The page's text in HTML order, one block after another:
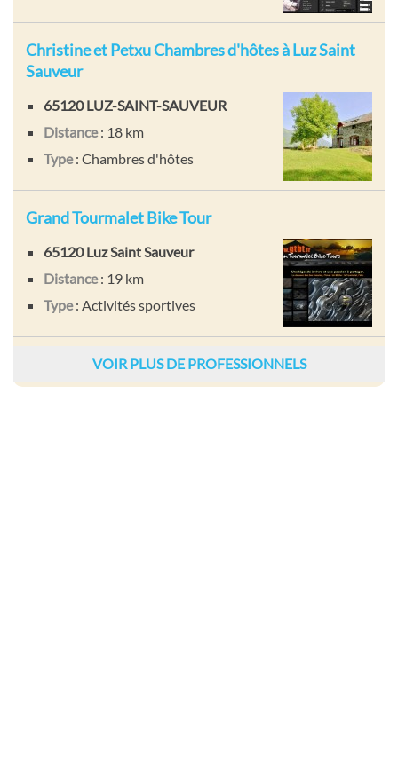
Christine et Petxu Chambres d'hôtes à Luz Saint
Sauveur
65120 LUZ-SAINT-SAUVEUR
Distance: 18 km
Type: Chambres d'hôtes
Grand Tourmalet Bike Tour
65120 Luz Saint Sauveur
Distance: 19 km
Type: Activités sportives
VOIR PLUS DE PROFESSIONNELS